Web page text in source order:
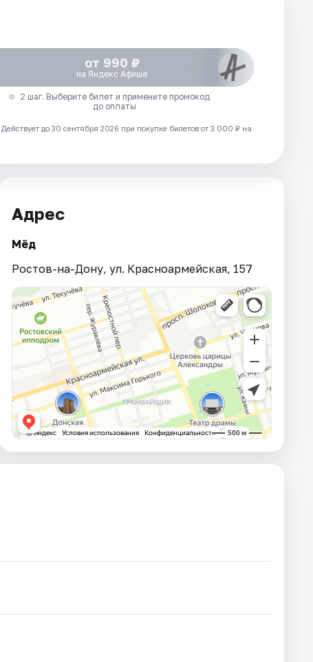
от 990 ₽
на Яндекс Афише
2 шаг. Выберите билет и примените промокод
до оплаты
Действует до 30 сентября 2026 при покупке билетов от 3 000 ₽ на
Адрес
Мёд
Ростов-на-Дону, ул. Красноармейская, 157